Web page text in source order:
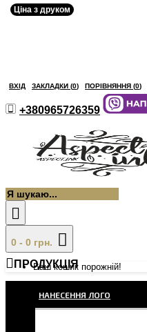
ВХІД ЗАКЛАДКИ (0) ПОРІВНЯННЯ (0)
+380965726359
0 - 0 грн.
Ваш кошик порожній!
ПРОДУКЦІЯ
НАНЕСЕННЯ ЛОГО
Ціна з друком